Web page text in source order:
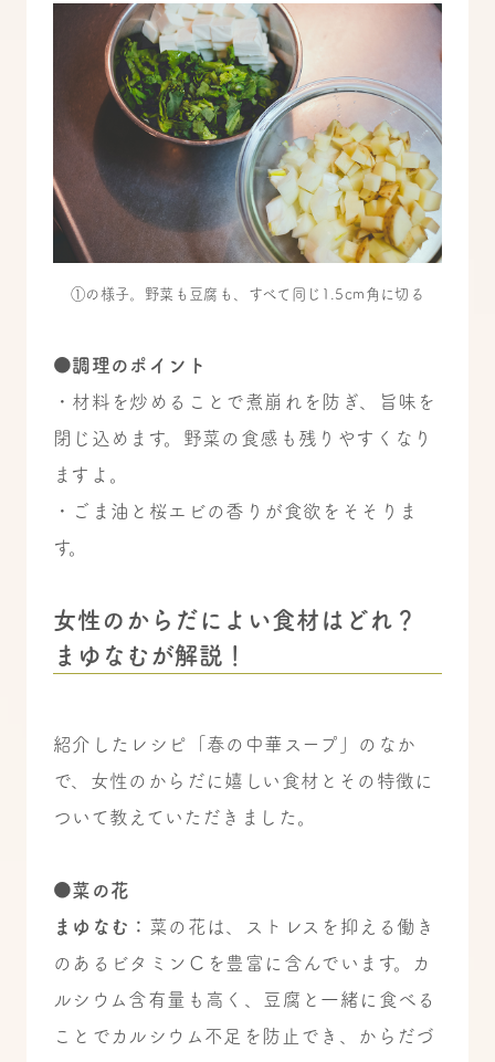
①の様子。野菜も豆腐も、すべて同じ1.5cm角に切る
●調理のポイント
・材料を炒めることで煮崩れを防ぎ、旨味を
閉じ込めます。野菜の食感も残りやすくなり
ますよ。
・ごま油と桜エビの香りが食欲をそそりま
す。
女性のからだによい食材はどれ？
まゆなむが解説！
紹介したレシピ「春の中華スープ」のなか
で、女性のからだに嬉しい食材とその特徴に
ついて教えていただきました。
●菜の花
まゆなむ： 菜の花は、ストレスを抑える働き
のあるビタミンＣを豊富に含んでいます。カ
ルシウム含有量も高く、豆腐と一緒に食べる
ことでカルシウム不足を防止でき、からだづ